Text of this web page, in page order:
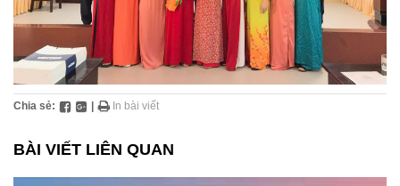
Chia sẻ: In bài viết
BÀI VIẾT LIÊN QUAN